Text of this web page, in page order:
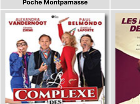
Poche Montparnasse